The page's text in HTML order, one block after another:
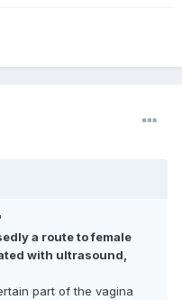
a route to female
with ultrasound,
part of the vagina